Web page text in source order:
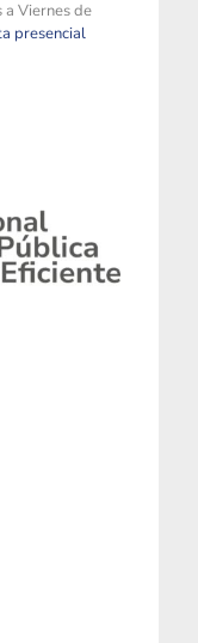
a Viernes de
presencial